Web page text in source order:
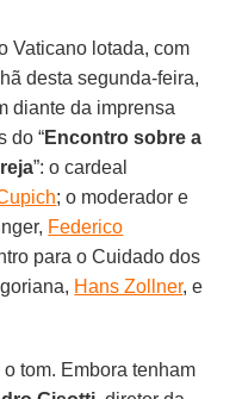
Vaticano lotada, com
desta segunda-feira,
diante da imprensa
do “Encontro sobre a
”: o cardeal
; o moderador e
Federico
para o Cuidado dos
Hans Zollner, e
o tom. Embora tenham